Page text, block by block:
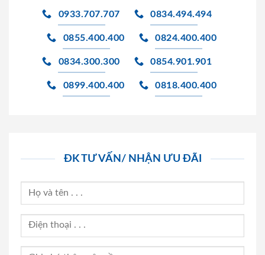
0933.707.707 0834.494.494
0855.400.400 0824.400.400
0834.300.300 0854.901.901
0899.400.400 0818.400.400
ĐK TƯ VẤN/ NHẬN ƯU ĐÃI